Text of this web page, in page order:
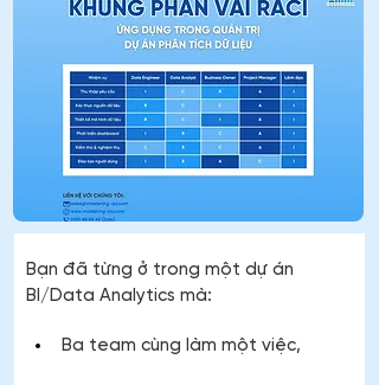
Bạn đã từng ở trong một dự án
BI/Data Analytics mà:
Ba team cùng làm một việc,